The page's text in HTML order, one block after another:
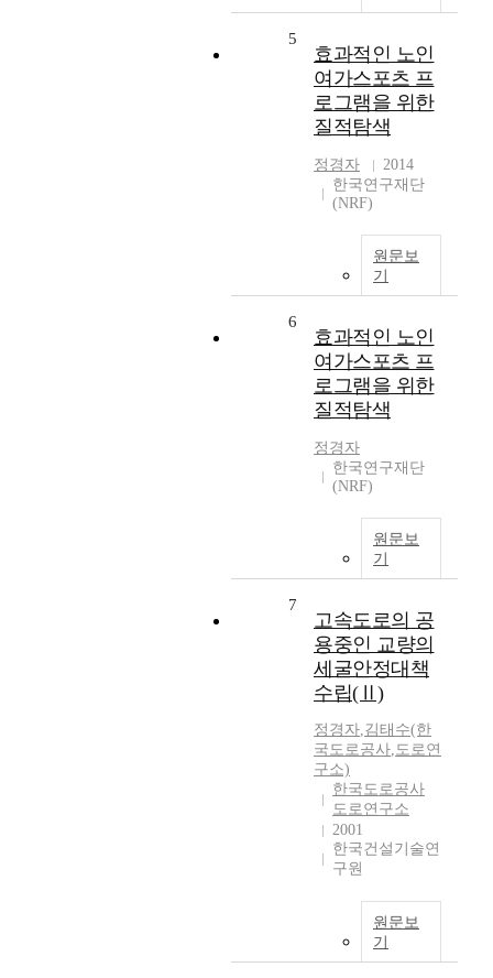
5
효과적인 노인
여가스포츠 프
로그램을 위한
질적탐색
정경자
2014
한국연구재단
(NRF)
원문보
기
6
효과적인 노인
여가스포츠 프
로그램을 위한
질적탐색
정경자
한국연구재단
(NRF)
원문보
기
7
고속도로의 공
용중인 교량의
세굴안정대책
수립(Ⅱ)
정경자,김태수(한
국도로공사,도로연
구소)
한국도로공사
도로연구소
2001
한국건설기술연
구원
원문보
기